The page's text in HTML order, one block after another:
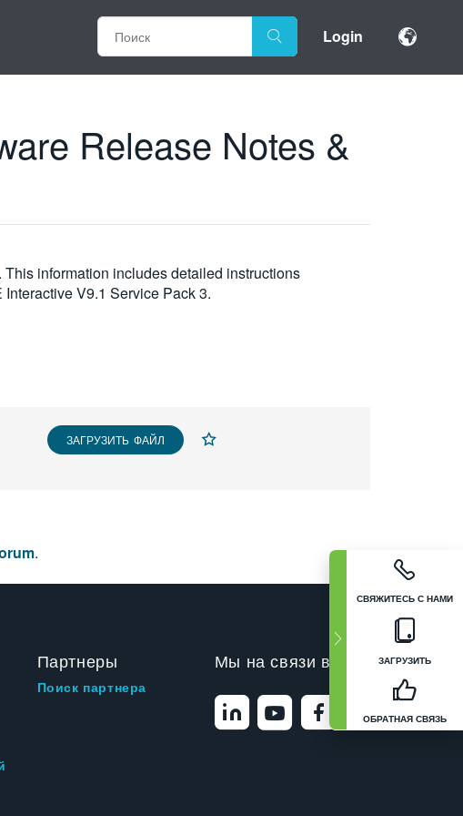
Login
СВЯЖИТЕСЬ С НАМИ
ЗАГРУЗИТЬ
ОБРАТНАЯ СВЯЗЬ
Release Notes &
information includes detailed instructions
V9.1 Service Pack 3.
ЗАГРУЗИТЬ ФАЙЛ
.
Партнеры
Поиск партнера
Мы на связи в